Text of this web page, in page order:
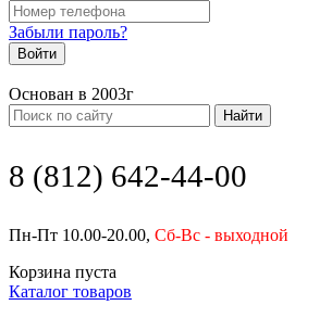
Забыли пароль?
Войти
Основан в 2003г
Найти
8 (812) 642-44-00
Пн-Пт 10.00-20.00, Сб-Вс - выходной
Корзина пуста
Каталог товаров